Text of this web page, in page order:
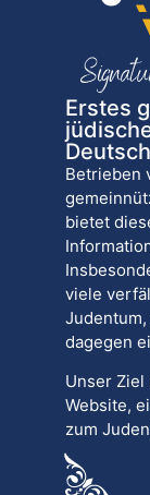
Erstes
Deutsch
Betrieben
bietet
viele
dagegen
Unser
Website,
zum